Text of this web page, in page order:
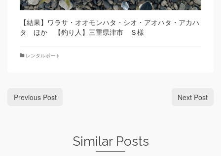
【結果】ワラサ・オオモンハタ・シオ・アオハタ・アカハ
タ ほか 【釣り人】三重県津市 Ｓ様
レンタルボート
Previous Post Next Post
Similar Posts